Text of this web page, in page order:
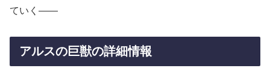
ていく――
アルスの巨獣の詳細情報